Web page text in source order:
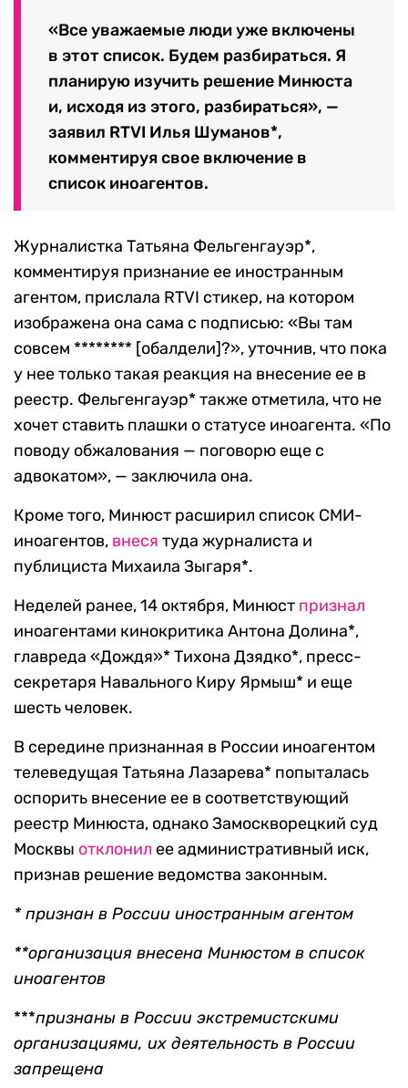
«Все уважаемые люди уже включены
в этот список. Будем разбираться. Я
планирую изучить решение Минюста
и, исходя из этого, разбираться», —
заявил RTVI Илья Шуманов*,
комментируя свое включение в
список иноагентов.
Журналистка Татьяна Фельгенгауэр*,
комментируя признание ее иностранным
агентом, прислала RTVI стикер, на котором
изображена она сама с подписью: «Вы там
совсем ******** [обалдели]?», уточнив, что пока
у нее только такая реакция на внесение ее в
реестр. Фельгенгауэр* также отметила, что не
хочет ставить плашки о статусе иноагента. «По
поводу обжалования — поговорю еще с
адвокатом», — заключила она.
Кроме того, Минюст расширил список СМИ-
иноагентов, внеся туда журналиста и
публициста Михаила Зыгаря*.
Неделей ранее, 14 октября, Минюст признал
иноагентами кинокритика Антона Долина*,
главреда «Дождя»* Тихона Дзядко*, пресс-
секретаря Навального Киру Ярмыш* и еще
шесть человек.
В середине признанная в России иноагентом
телеведущая Татьяна Лазарева* попыталась
оспорить внесение ее в соответствующий
реестр Минюста, однако Замоскворецкий суд
Москвы отклонил ее административный иск,
признав решение ведомства законным.
* признан в России иностранным агентом
**организация внесена Минюстом в список
иноагентов
***признаны в России экстремистскими
организациями, их деятельность в России
запрещена